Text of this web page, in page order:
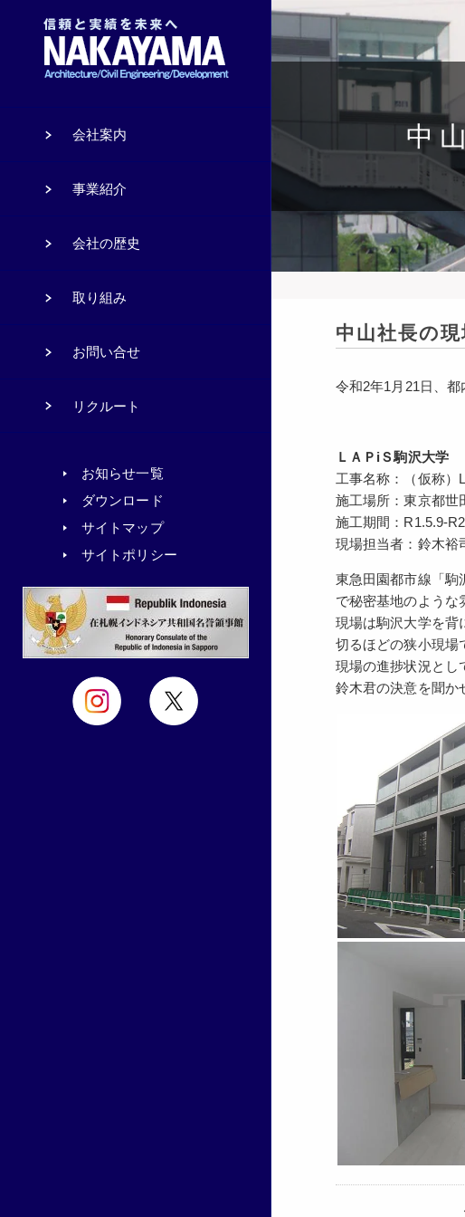
中
中山社長の
令和2年1月21日、
ＬＡＰiＳ駒沢大学
工事名称：（仮称
施工場所：東京都世
施工期間：R1.5.9-
現場担当者：鈴木裕
東急田園都市線「駒
で秘密基地のような
現場は駒沢大学を背
切るほどの狭小現場
現場の進捗状況とし
鈴木君の決意を聞か
会社案内
事業紹介
会社の歴史
取り組み
お問い合せ
リクルート
お知らせ一覧
ダウンロード
サイトマップ
サイトポリシー